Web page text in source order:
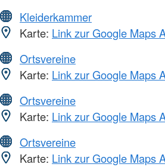
Kleiderkammer
Karte: Link zur Google Maps
Ortsvereine
Karte: Link zur Google Maps
Ortsvereine
Karte: Link zur Google Maps
Ortsvereine
Karte: Link zur Google Maps